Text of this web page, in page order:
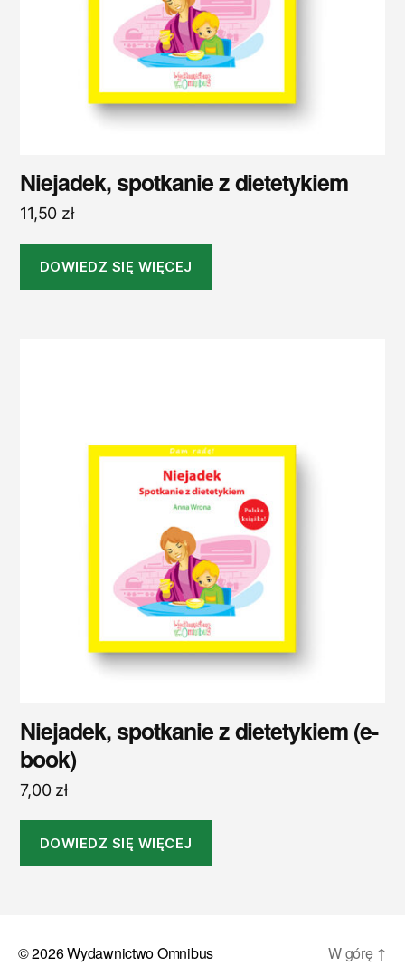
Niejadek, spotkanie z dietetykiem
11,50 zł
DOWIEDZ SIĘ WIĘCEJ
Niejadek, spotkanie z dietetykiem (e-
book)
7,00 zł
DOWIEDZ SIĘ WIĘCEJ
© 2026Wydawnictwo Omnibus W górę ↑